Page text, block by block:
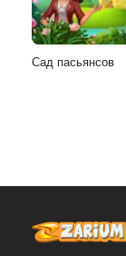
Сад пасьянсов